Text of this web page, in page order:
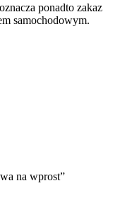
ponadto zakaz
samochodowym.
na wprost”